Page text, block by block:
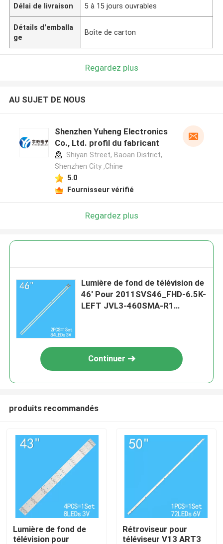
Maison
Délai de livraison 5 à 15 jours ouvrables
Détails d'emballa
ge
Boîte de carton
Regardez plus
AU SUJET DE NOUS
Shenzhen Yuheng Electronics
Co., Ltd. profil du fabricant
Shiyan Street, Baoan District,
Shenzhen City ,Chine
5.0
Fournisseur vérifié
Regardez plus
Lumière de fond de télévision de
46' Pour 2011SVS46_FHD-6.5K-
LEFT JVL3-460SMA-R1
Continuer
produits recommandés
Lumière de fond de
télévision pour
Rétroviseur pour
téléviseur V13 ART3